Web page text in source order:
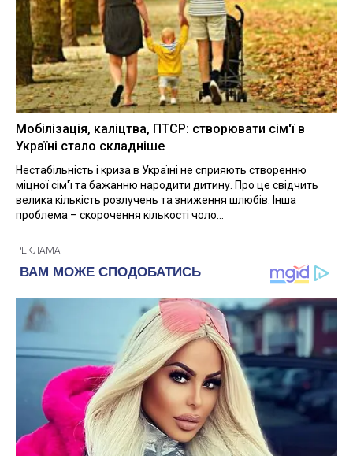
Мобілізація, каліцтва, ПТСР: створювати сім'ї в
Україні стало складніше
Нестабільність і криза в Україні не сприяють створенню
міцної сім'ї та бажанню народити дитину. Про це свідчить
велика кількість розлучень та зниження шлюбів. Інша
проблема – скорочення кількості чоло...